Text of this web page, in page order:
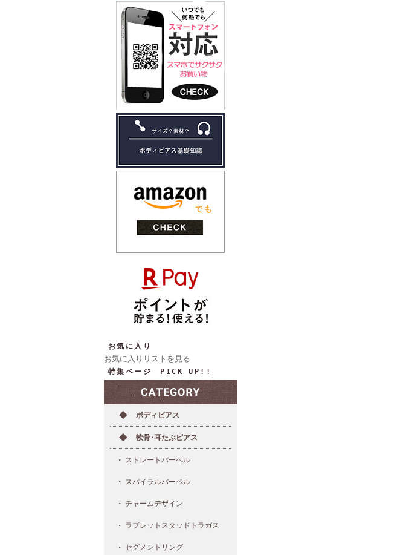
お気に入り
お気に入りリストを見る
特集ページ PICK UP!!
ボディピアス
軟骨･耳たぶピアス
ストレートバーベル
スパイラルバーベル
チャームデザイン
ラブレットスタッドトラガス
セグメントリング